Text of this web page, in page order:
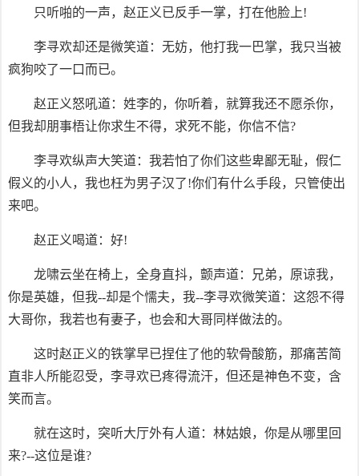
只听啪的一声，赵正义已反手一掌，打在他脸上!
李寻欢却还是微笑道：无妨，他打我一巴掌，我只当被
疯狗咬了一口而已。
赵正义怒吼道：姓李的，你听着，就算我还不愿杀你，
但我却朋事梧让你求生不得，求死不能，你信不信?
李寻欢纵声大笑道：我若怕了你们这些卑鄙无耻，假仁
假义的小人，我也枉为男子汉了!你们有什么手段，只管使出
来吧。
赵正义喝道：好!
龙啸云坐在椅上，全身直抖，颤声道：兄弟，原谅我，
你是英雄，但我--却是个懦夫，我--李寻欢微笑道：这怨不得
大哥你，我若也有妻子，也会和大哥同样做法的。
这时赵正义的铁掌早已捏住了他的软骨酸筋，那痛苦简
直非人所能忍受，李寻欢已疼得流汗，但还是神色不变，含
笑而言。
就在这时，突听大厅外有人道：林姑娘，你是从哪里回
来?--这位是谁?